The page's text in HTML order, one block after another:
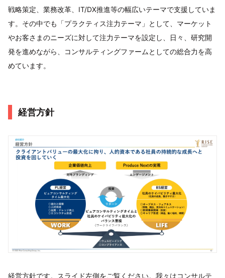
戦略策定、業務改革、IT/DX推進等の幅広いテーマで支援していま
す。その中でも「プラクティス注力テーマ」として、マーケット
やお客さまのニーズに対して注力テーマを設定し、日々、研究開
発を進めながら、コンサルティングファームとしての総合力を高
めています。
経営方針
経営方針です。スライド左側をご覧ください。我々はコンサルテ